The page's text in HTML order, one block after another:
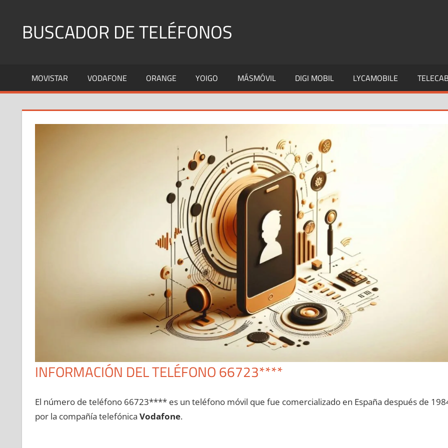
contenidoBUSCADOR DE TELÉFONOS
Fijos
y
MOVISTAR VODAFONE ORANGE YOIGO MÁSMÓVIL DIGI MOBIL LYCAMOBILE
INFORMACIÓN DEL TELÉFONO 66723****
El número dе teléfono 66723**** es un teléfono móvil quе fue comercializado en España después dе
pοr la compañía telefónica Vodafone.